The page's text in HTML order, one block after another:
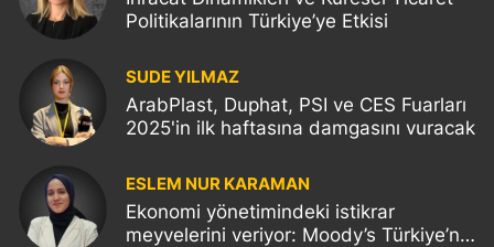
Politikalarının Türkiye’ye Etkisi
SUDE YILMAZ
ArabPlast, Duphat, PSI ve CES Fuarları
2025'in ilk haftasına damgasını vuracak
ESLEM NUR KARAMAN
Ekonomi yönetimindeki istikrar
meyvelerini veriyor: Moody’s Türkiye’nin